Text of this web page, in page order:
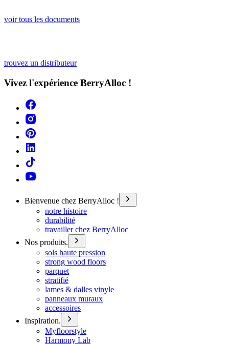
voir tous les documents
trouvez un distributeur
Vivez l'expérience BerryAlloc !
Bienvenue chez BerryAlloc !
notre histoire
durabilité
travailler chez BerryAlloc
Nos produits.
sols haute pression
strong wood floors
parquet
stratifié
lames & dalles vinyle
panneaux muraux
accessoires
Inspiration.
Myfloorstyle
Harmony Lab